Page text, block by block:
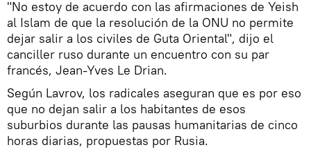
"No estoy de acuerdo con las afirmaciones de Yeish
al Islam de que la resolución de la ONU no permite
dejar salir a los civiles de Guta Oriental", dijo el
canciller ruso durante un encuentro con su par
francés, Jean-Yves Le Drian.
Según Lavrov, los radicales aseguran que es por eso
que no dejan salir a los habitantes de esos
suburbios durante las pausas humanitarias de cinco
horas diarias, propuestas por Rusia.